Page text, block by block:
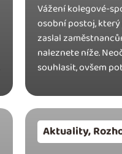
Vážení kolegové-
osobní postoj,
zaslal
naleznete níže.
souhlasit, ovšem
Aktuality,